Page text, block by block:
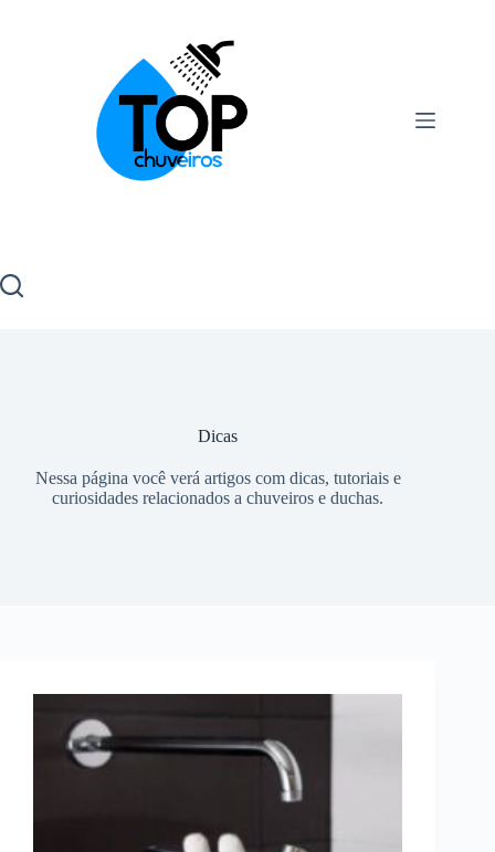
Dicas
Nessa página você verá artigos com dicas, tutoriais e
curiosidades relacionados a chuveiros e duchas.